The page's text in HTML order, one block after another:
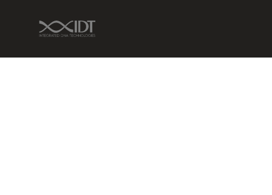
IDT Link